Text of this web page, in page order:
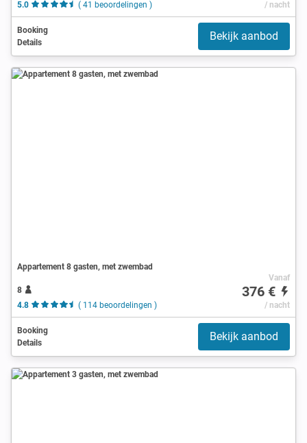
5.0 ( 41 beoordelingen ) / nacht
Booking
Details
Bekijk aanbod
Appartement 8 gasten, met zwembad
8
4.8
( 114 beoordelingen )
Vanaf
376 €
/ nacht
Booking
Details
Bekijk aanbod